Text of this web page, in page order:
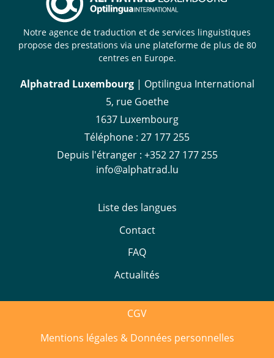
Notre agence de traduction et de services linguistiques
propose des prestations via une plateforme de plus de 80
centres en Europe.
Alphatrad Luxembourg | Optilingua International
5, rue Goethe
1637 Luxembourg
Téléphone : 27 177 255
Depuis l'étranger : +352 27 177 255
info@alphatrad.lu
Liste des langues
Contact
FAQ
Actualités
CGV
Mentions légales & Données personnelles